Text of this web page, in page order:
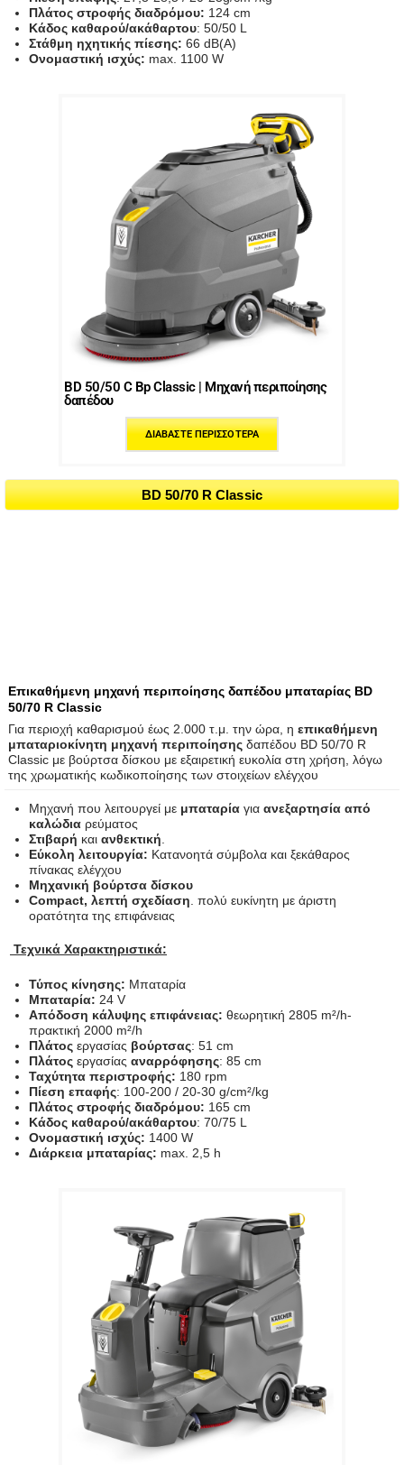
Πλάτος στροφής διαδρόμου: 124 cm
Κάδος καθαρού/ακάθαρτου: 50/50 L
Στάθμη ηχητικής πίεσης: 66 dB(A)
Ονομαστική ισχύς: max. 1100 W
BD 50/50 C Bp Classic | Μηχανή περιποίησης
δαπέδου
ΔΙΑΒΆΣΤΕ ΠΕΡΙΣΣΌΤΕΡΑ
BD 50/70 R Classic
Επικαθήμενη μηχανή περιποίησης δαπέδου μπαταρίας BD
50/70 R Classic
Για περιοχή καθαρισμού έως 2.000 τ.μ. την ώρα, η επικαθήμενη
μπαταριοκίνητη μηχανή περιποίησης δαπέδου BD 50/70 R
Classic με βούρτσα δίσκου με εξαιρετική ευκολία στη χρήση, λόγω
της χρωματικής κωδικοποίησης των στοιχείων ελέγχου
Μηχανή που λειτουργεί με μπαταρία για ανεξαρτησία από
καλώδιαρεύματος
Στιβαρή και ανθεκτική.
Εύκολη λειτουργία: Κατανοητά σύμβολα και ξεκάθαρος
πίνακας ελέγχου
Μηχανική βούρτσα δίσκου
Compact, λεπτή σχεδίαση. πολύ ευκίνητη με άριστη
ορατότητα της επιφάνειας
Τεχνικά Χαρακτηριστικά:
Τύπος κίνησης: Μπαταρία
Μπαταρία: 24 V
Απόδοση κάλυψης επιφάνειας: θεωρητική 2805 m²/h-
πρακτική 2000 m²/h
Πλάτοςεργασίας βούρτσας: 51 cm
Πλάτοςεργασίας αναρρόφησης: 85 cm
Ταχύτητα περιστροφής: 180 rpm
Πίεση επαφής: 100-200 / 20-30 g/cm²/kg
Πλάτος στροφής διαδρόμου: 165 cm
Κάδος καθαρού/ακάθαρτου: 70/75 L
Ονομαστική ισχύς: 1400 W
Διάρκεια μπαταρίας: max. 2,5 h